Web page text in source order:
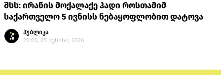
შსს: ირანის მოქალაქე ჰადი როსთამიმ
საქართველო 5 ივნისს ნებაყოფლობით დატოვა
პუბლიკა
20:05, 05 ივნისი, 2026